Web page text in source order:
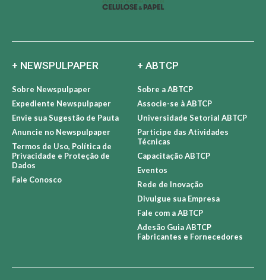
+ NEWSPULPAPER
Sobre Newspulpaper
Expediente Newspulpaper
Envie sua Sugestão de Pauta
Anuncie no Newspulpaper
Termos de Uso, Política de
Privacidade e Proteção de
Dados
Fale Conosco
+ ABTCP
Sobre a ABTCP
Associe-se à ABTCP
Universidade Setorial ABTCP
Participe das Atividades
Técnicas
Capacitação ABTCP
Eventos
Rede de Inovação
Divulgue sua Empresa
Fale com a ABTCP
Adesão Guia ABTCP
Fabricantes e Fornecedores